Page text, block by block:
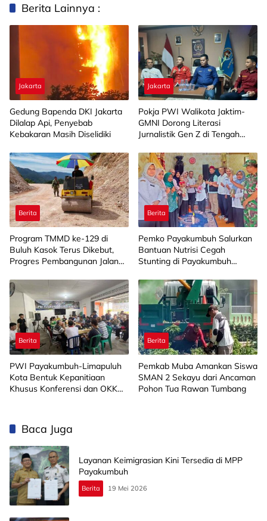
Berita Lainnya :
Jakarta
Gedung Bapenda DKI Jakarta
Dilalap Api, Penyebab
Kebakaran Masih Diselidiki
Jakarta
Pokja PWI Walikota Jaktim-
GMNI Dorong Literasi
Jurnalistik Gen Z di Tengah
Berita
Program TMMD ke-129 di
Buluh Kasok Terus Dikebut,
Progres Pembangunan Jalan
Berita
Pemko Payakumbuh Salurkan
Bantuan Nutrisi Cegah
Stunting di Payakumbuh
Berita
PWI Payakumbuh-Limapuluh
Kota Bentuk Kepanitiaan
Khusus Konferensi dan OKK
Berita
Pemkab Muba Amankan Siswa
SMAN 2 Sekayu dari Ancaman
Pohon Tua Rawan Tumbang
Baca Juga
Layanan Keimigrasian Kini Tersedia di MPP
Payakumbuh
Berita 19 Mei 2026